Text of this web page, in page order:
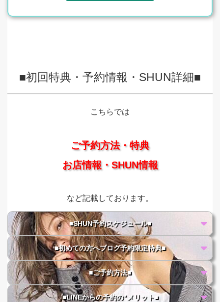
■初回特典・予約情報・SHUN詳細■
こちらでは
ご予約方法・特典
お店情報・SHUN情報
など記載しております。
■SHUN予約スケジュール■
■初めての方へブログ予約限定特典■
■ご予約方法■
■LINEからの予約の"メリット■